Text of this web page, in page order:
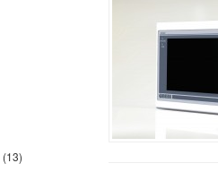
(13)